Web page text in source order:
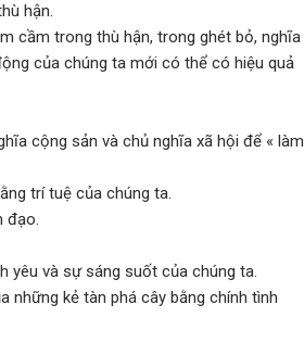
hận.
cầm trong thù hận, trong ghét bỏ, nghĩa
của chúng ta mới có thể có hiệu quả
cộng sản và chủ nghĩa xã hội để « làm
trí tuệ của chúng ta.
đạo.
yêu và sự sáng suốt của chúng ta.
những kẻ tàn phá cây bằng chính tình